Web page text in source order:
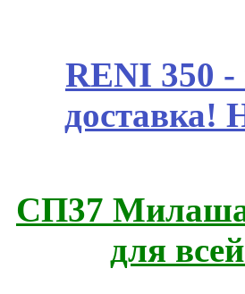
RENI 350
СП37 Милаша
для